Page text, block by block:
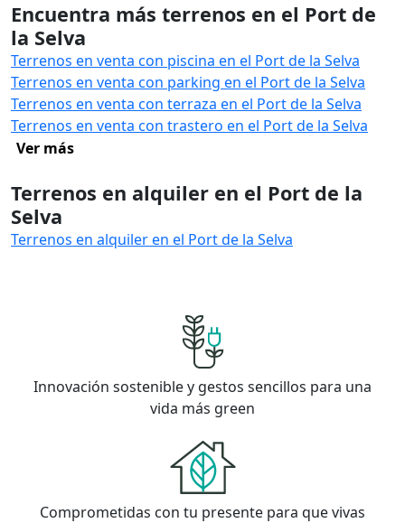
Encuentra más terrenos en el Port de
la Selva
Terrenos en venta con piscina en el Port de la Selva
Terrenos en venta con parking en el Port de la Selva
Terrenos en venta con terraza en el Port de la Selva
Terrenos en venta con trastero en el Port de la Selva
Ver más
Terrenos en alquiler en el Port de la
Selva
Terrenos en alquiler en el Port de la Selva
Innovación sostenible y gestos sencillos para una
vida más green
Comprometidas con tu presente para que vivas